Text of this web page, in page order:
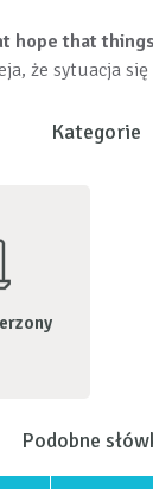
hope that
że sytuacja
Kategorie
Podobne